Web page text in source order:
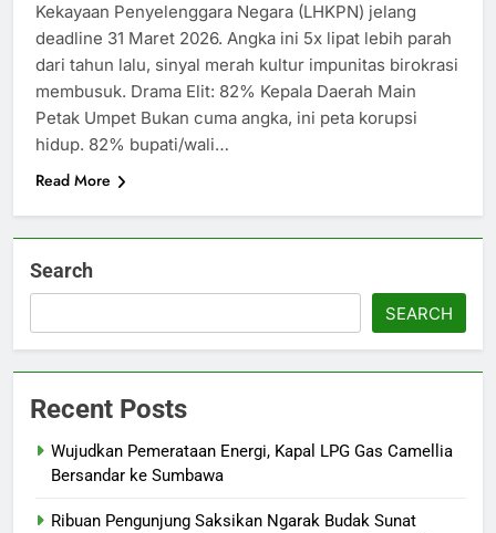
Kekayaan Penyelenggara Negara (LHKPN) jelang
deadline 31 Maret 2026. Angka ini 5x lipat lebih parah
dari tahun lalu, sinyal merah kultur impunitas birokrasi
membusuk. Drama Elit: 82% Kepala Daerah Main
Petak Umpet Bukan cuma angka, ini peta korupsi
hidup. 82% bupati/wali…
Read More
Search
SEARCH
Recent Posts
Wujudkan Pemerataan Energi, Kapal LPG Gas Camellia
Bersandar ke Sumbawa
Ribuan Pengunjung Saksikan Ngarak Budak Sunat